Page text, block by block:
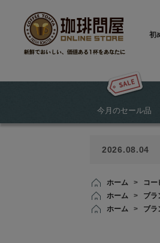
初
今月のセール品
2026.08.04
ホーム > コー
ホーム
> ブラ
ホーム
> ブラ